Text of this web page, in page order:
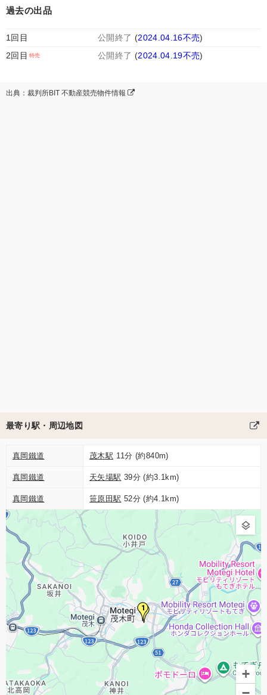
過去の出品
1回目 公開終了 (2024.04.16不売)
2回目
公開終了 (2024.04.19不売)
出典：裁判所BIT 不動産競売物件情報
最寄り駅・周辺地図
真岡鐵道 茂木駅 11分 (約840m)
真岡鐵道 天矢場駅 39分 (約3.1km)
真岡鐵道 笹原田駅 52分 (約4.1km)
12
+